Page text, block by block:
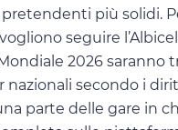
più solidi.
seguire
2026 saranno
nazionali secondo i
parte delle gare in